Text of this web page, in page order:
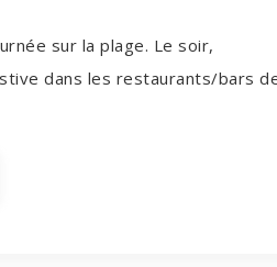
sur la plage. Le soir,
dans les restaurants/bars